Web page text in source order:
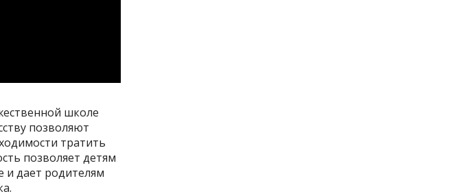
школе
позволяют
тратить
позволяет детям
и дает родителям